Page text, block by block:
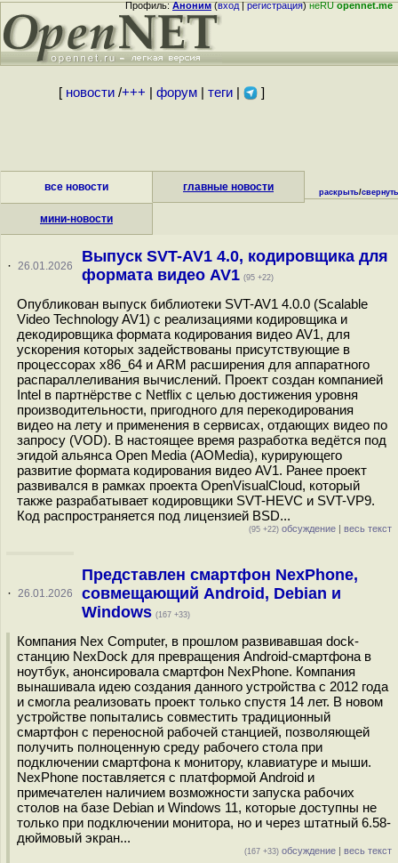
Профиль:Аноним(вход|регистрация)неRUopennet.me
[ новости/+++ форум| теги| ]
все новости главные новости
мини-новости
раскрыть/свернуть
· 26.01.2026
Выпуск SVT-AV1 4.0, кодировщика для
формата видео AV1 (95 +22)
Опубликован выпуск библиотеки SVT-AV1 4.0.0 (Scalable
Video Technology AV1) c реализациями кодировщика и
декодировщика формата кодирования видео AV1, для
ускорения которых задействованы присутствующие в
процессорах x86_64 и ARM расширения для аппаратного
распараллеливания вычислений. Проект создан компанией
Intel в партнёрстве с Netflix с целью достижения уровня
производительности, пригодного для перекодирования
видео на лету и применения в сервисах, отдающих видео по
запросу (VOD). В настоящее время разработка ведётся под
эгидой альянса Open Media (AOMedia), курирующего
развитие формата кодирования видео AV1. Ранее проект
развивался в рамках проекта OpenVisualCloud, который
также разрабатывает кодировщики SVT-HEVC и SVT-VP9.
Код распространяется под лицензией BSD...
(95 +22) обсуждение | весь текст
· 26.01.2026
Представлен смартфон NexPhone,
совмещающий Android, Debian и
Windows (167 +33)
Компания Nex Computer, в прошлом развивавшая dock-
станцию NexDock для превращения Android-смартфона в
ноутбук, анонсировала смартфон NexPhone. Компания
вынашивала идею создания данного устройства с 2012 года
и смогла реализовать проект только спустя 14 лет. В новом
устройстве попытались совместить традиционный
смартфон с переносной рабочей станцией, позволяющей
получить полноценную среду рабочего стола при
подключении смартфона к монитору, клавиатуре и мыши.
NexPhone поставляется с платформой Android и
примечателен наличием возможности запуска рабочих
столов на базе Debian и Windows 11, которые доступны не
только при подключении монитора, но и через штатный 6.58-
дюймовый экран...
(167 +33) обсуждение | весь текст